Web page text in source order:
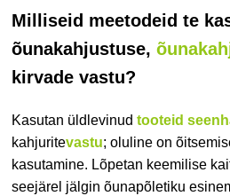
Milliseid meetodeid te
õunakahjustuse,
kirvade vastu?
Kasutan üldlevinudtooteid
kahjuritevastu; oluline on
kasutamine. Lõpetan keemilise
seejärel jälgin õunapõletiku